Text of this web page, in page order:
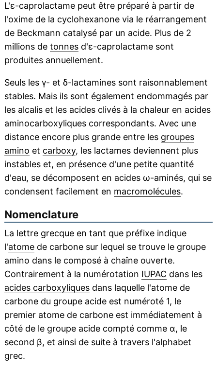
L'ε-caprolactame peut être préparé à partir de
l'oxime de la cyclohexanone via le réarrangement
de Beckmann catalysé par un acide. Plus de 2
millions de tonnesd'ε-caprolactame sont
produites annuellement.
Seuls les γ- et δ-lactamines sont raisonnablement
stables. Mais ils sont également endommagés par
les alcalis et les acides clivés à la chaleur en acides
aminocarboxyliques correspondants. Avec une
distance encore plus grande entre les groupes
amino et carboxy, les lactames deviennent plus
instables et, en présence d'une petite quantité
d'eau, se décomposent en acides ω-aminés, qui se
condensent facilement en macromolécules.
Nomenclature
La lettre grecque en tant que préfixe indique
l'atomede carbone sur lequel se trouve le groupe
amino dans le composé à chaîne ouverte.
Contrairement à la numérotation IUPAC dans les
acides carboxyliquesdans laquelle l'atome de
carbone du groupe acide est numéroté 1, le
premier atome de carbone est immédiatement à
côté de le groupe acide compté comme α, le
second β, et ainsi de suite à travers l'alphabet
grec.